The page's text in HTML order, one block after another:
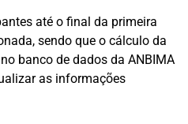
até o final da primeira
sendo que o cálculo da
banco de dados da ANBIMA
as informações